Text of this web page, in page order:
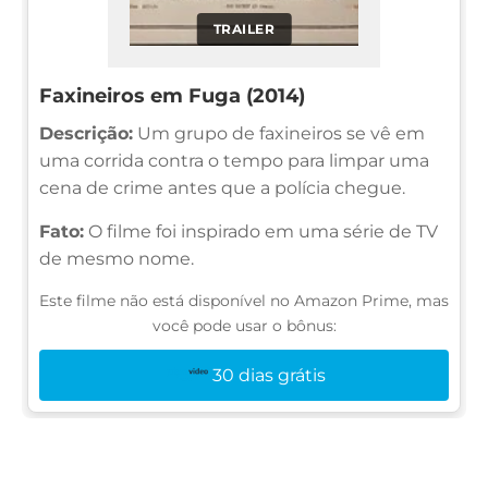
TRAILER
Faxineiros em Fuga (2014)
Descrição: Um grupo de faxineiros se vê em
uma corrida contra o tempo para limpar uma
cena de crime antes que a polícia chegue.
Fato: O filme foi inspirado em uma série de TV
de mesmo nome.
Este filme não está disponível no Amazon Prime, mas
você pode usar o bônus:
30 dias grátis